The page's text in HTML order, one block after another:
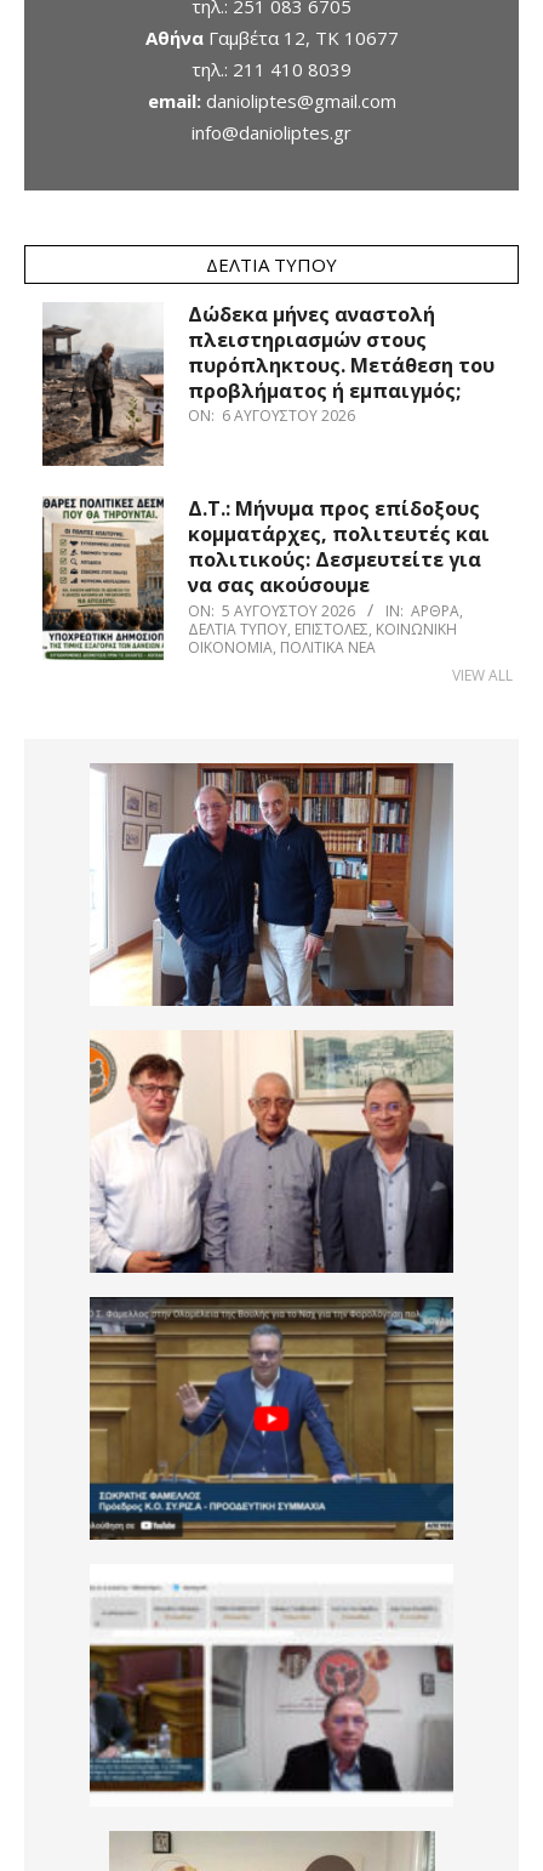
τηλ.: 251 083 6705
ΑθήναΓαμβέτα 12, ΤΚ 10677
τηλ.: 211 410 8039
email: danioliptes@gmail.com
info@danioliptes.gr
ΔΕΛΤΊΑ ΤΎΠΟΥ
Δώδεκα μήνες αναστολή
πλειστηριασμών στους
πυρόπληκτους. Μετάθεση του
προβλήματος ή εμπαιγμός;
ON: 6 ΑΥΓΟΎΣΤΟΥ 2026
Δ.Τ.: Μήνυμα προς επίδοξους
κομματάρχες, πολιτευτές και
πολιτικούς: Δεσμευτείτε για
να σας ακούσουμε
ON: 5 ΑΥΓΟΎΣΤΟΥ 2026 IN: ΆΡΘΡΑ,
ΔΕΛΤΊΑ ΤΎΠΟΥ, ΕΠΙΣΤΟΛΈΣ, ΚΟΙΝΩΝΙΚΉ
ΟΙΚΟΝΟΜΊΑ, ΠΟΛΙΤΙΚΆ ΝΈΑ
VIEW ALL